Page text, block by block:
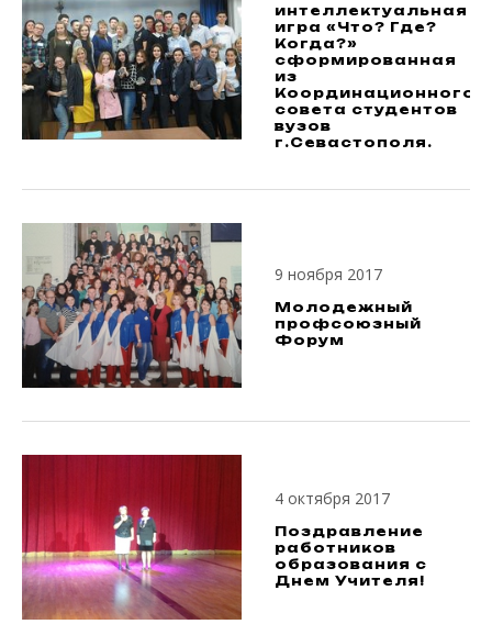
интеллектуальная
игра «Что? Где?
Когда?»
сформированная
из
Координационного
совета студентов
вузов
г.Севастополя.
9 ноября 2017
Молодежный
профсоюзный
Форум
4 октября 2017
Поздравление
работников
образования с
Днем Учителя!